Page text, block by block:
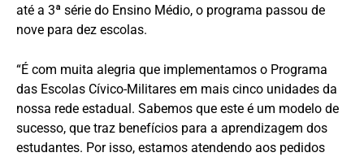
até a 3ª série do Ensino Médio, o programa passou de
nove para dez escolas.
“É com muita alegria que implementamos o Programa
das Escolas Cívico-Militares em mais cinco unidades da
nossa rede estadual. Sabemos que este é um modelo de
sucesso, que traz benefícios para a aprendizagem dos
estudantes. Por isso, estamos atendendo aos pedidos